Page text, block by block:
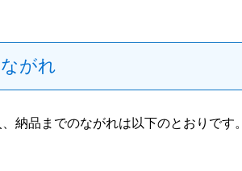
がれ
納品までのながれは以下のとおりです。